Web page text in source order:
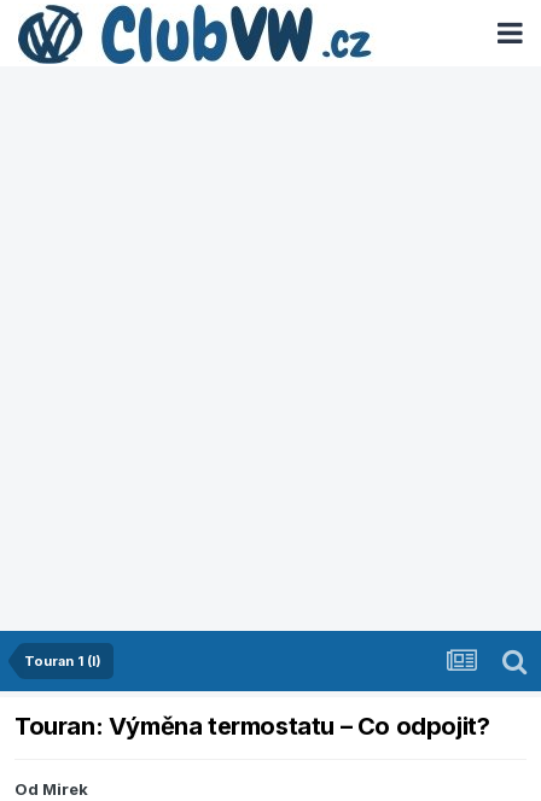
Touran 1 (I)
Touran: Výměna termostatu – Co odpojit?
Od Mirek